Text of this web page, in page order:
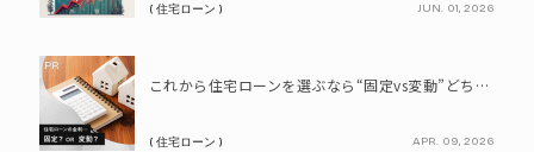
( 住宅ローン ) JUN. 01, 2026
PR
これから住宅ローンを選ぶなら“固定vs変動”どちらが正解? 9割が利用したいと答えた「いま決めなくてもいい」ローンとは!?
( 住宅ローン ) APR. 09, 2026